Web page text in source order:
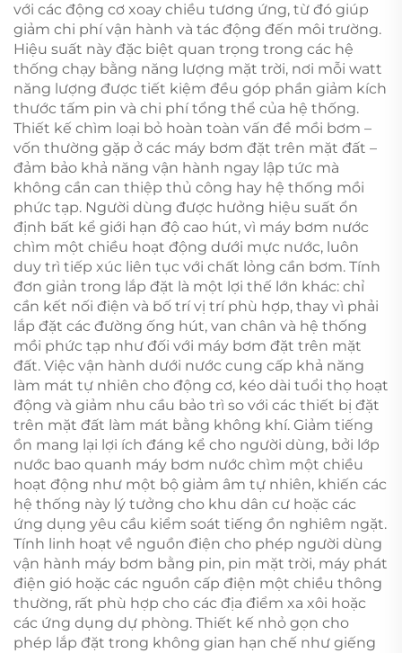
với các động cơ xoay chiều tương ứng, từ đó giúp
giảm chi phí vận hành và tác động đến môi trường.
Hiệu suất này đặc biệt quan trọng trong các hệ
thống chạy bằng năng lượng mặt trời, nơi mỗi watt
năng lượng được tiết kiệm đều góp phần giảm kích
thước tấm pin và chi phí tổng thể của hệ thống.
Thiết kế chìm loại bỏ hoàn toàn vấn đề mồi bơm –
vốn thường gặp ở các máy bơm đặt trên mặt đất –
đảm bảo khả năng vận hành ngay lập tức mà
không cần can thiệp thủ công hay hệ thống mồi
phức tạp. Người dùng được hưởng hiệu suất ổn
định bất kể giới hạn độ cao hút, vì máy bơm nước
chìm một chiều hoạt động dưới mực nước, luôn
duy trì tiếp xúc liên tục với chất lỏng cần bơm. Tính
đơn giản trong lắp đặt là một lợi thế lớn khác: chỉ
cần kết nối điện và bố trí vị trí phù hợp, thay vì phải
lắp đặt các đường ống hút, van chân và hệ thống
mồi phức tạp như đối với máy bơm đặt trên mặt
đất. Việc vận hành dưới nước cung cấp khả năng
làm mát tự nhiên cho động cơ, kéo dài tuổi thọ hoạt
động và giảm nhu cầu bảo trì so với các thiết bị đặt
trên mặt đất làm mát bằng không khí. Giảm tiếng
ồn mang lại lợi ích đáng kể cho người dùng, bởi lớp
nước bao quanh máy bơm nước chìm một chiều
hoạt động như một bộ giảm âm tự nhiên, khiến các
hệ thống này lý tưởng cho khu dân cư hoặc các
ứng dụng yêu cầu kiểm soát tiếng ồn nghiêm ngặt.
Tính linh hoạt về nguồn điện cho phép người dùng
vận hành máy bơm bằng pin, pin mặt trời, máy phát
điện gió hoặc các nguồn cấp điện một chiều thông
thường, rất phù hợp cho các địa điểm xa xôi hoặc
các ứng dụng dự phòng. Thiết kế nhỏ gọn cho
phép lắp đặt trong không gian hạn chế như giếng